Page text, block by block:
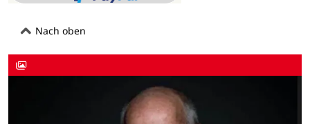
Nach oben